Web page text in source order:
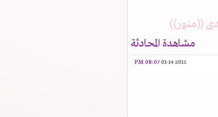
((منور))
مشاهدة المحادثة
01-14-2011
08:07 PM